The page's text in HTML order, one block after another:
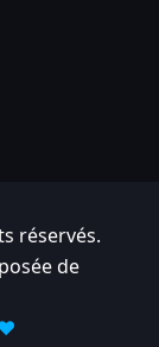
réservés.
de